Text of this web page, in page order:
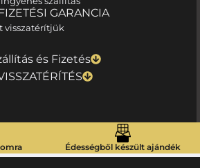
GARANCIA
visszatérítjük
és Fizetés
Édességből készült ajándék